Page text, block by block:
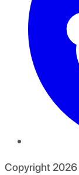
Copyright 2026